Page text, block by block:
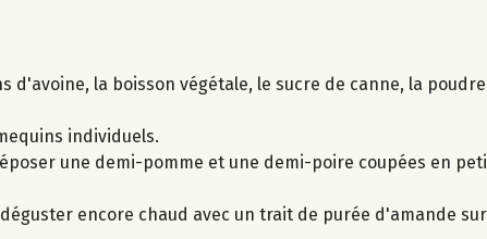
d'avoine, la boisson végétale, le sucre de canne, la
individuels.
une demi-pomme et une demi-poire coupées en
encore chaud avec un trait de purée d'amande